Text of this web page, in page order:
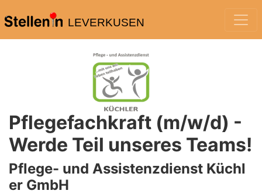
LEVERKUSEN
Pflegefachkraft (m/w/d) -
Werde Teil unseres Teams!
Pflege- und Assistenzdienst Küchl
er GmbH